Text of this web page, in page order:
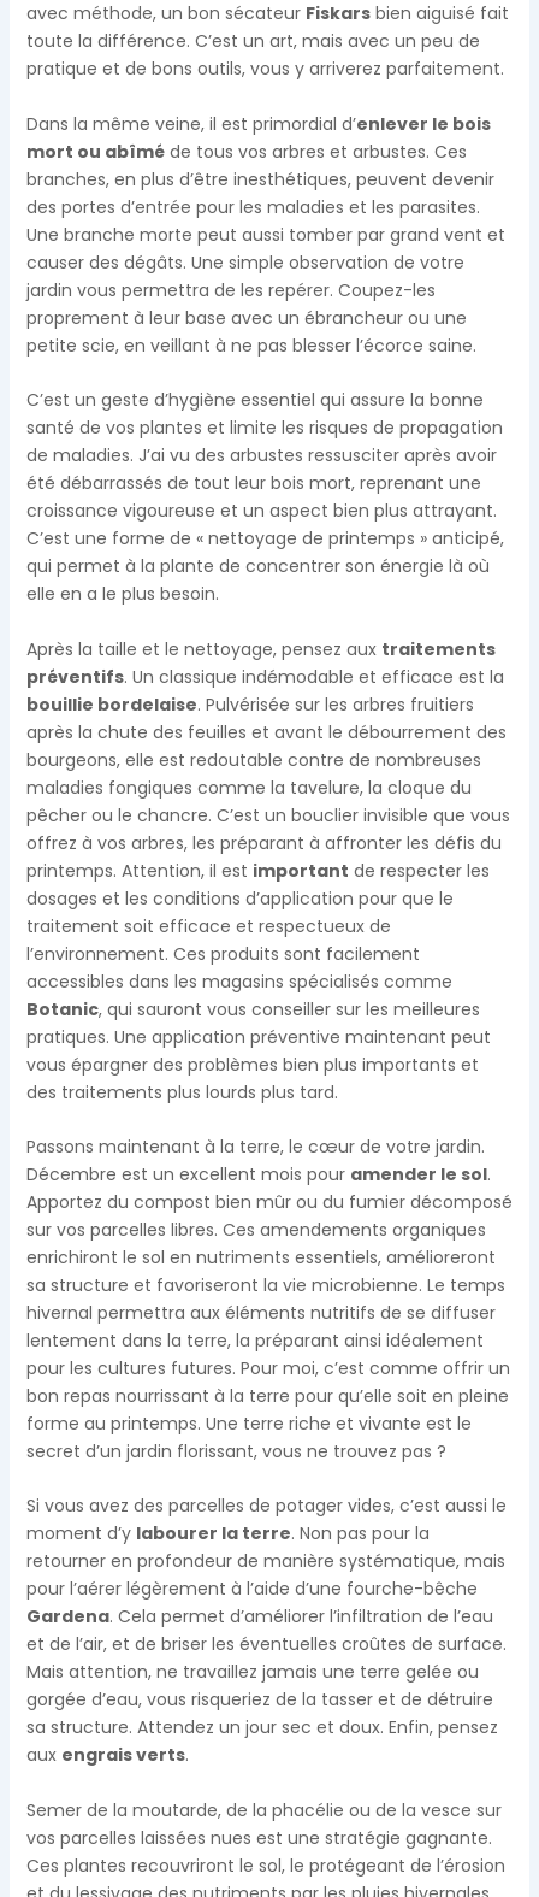
avec méthode, un bon sécateur Fiskarsbien aiguisé fait
toute la différence. C’est un art, mais avec un peu de
pratique et de bons outils, vous y arriverez parfaitement.
Dans la même veine, il est primordial d’enlever le bois
mort ou abîméde tous vos arbres et arbustes. Ces
branches, en plus d’être inesthétiques, peuvent devenir
des portes d’entrée pour les maladies et les parasites.
Une branche morte peut aussi tomber par grand vent et
causer des dégâts. Une simple observation de votre
jardin vous permettra de les repérer. Coupez-les
proprement à leur base avec un ébrancheur ou une
petite scie, en veillant à ne pas blesser l’écorce saine.
C’est un geste d’hygiène essentiel qui assure la bonne
santé de vos plantes et limite les risques de propagation
de maladies. J’ai vu des arbustes ressusciter après avoir
été débarrassés de tout leur bois mort, reprenant une
croissance vigoureuse et un aspect bien plus attrayant.
C’est une forme de « nettoyage de printemps » anticipé,
qui permet à la plante de concentrer son énergie là où
elle en a le plus besoin.
Après la taille et le nettoyage, pensez aux traitements
préventifs. Un classique indémodable et efficace est la
bouillie bordelaise. Pulvérisée sur les arbres fruitiers
après la chute des feuilles et avant le débourrement des
bourgeons, elle est redoutable contre de nombreuses
maladies fongiques comme la tavelure, la cloque du
pêcher ou le chancre. C’est un bouclier invisible que vous
offrez à vos arbres, les préparant à affronter les défis du
printemps. Attention, il est important de respecter les
dosages et les conditions d’application pour que le
traitement soit efficace et respectueux de
l’environnement. Ces produits sont facilement
accessibles dans les magasins spécialisés comme
Botanic, qui sauront vous conseiller sur les meilleures
pratiques. Une application préventive maintenant peut
vous épargner des problèmes bien plus importants et
des traitements plus lourds plus tard.
Passons maintenant à la terre, le cœur de votre jardin.
Décembre est un excellent mois pour amender le sol.
Apportez du compost bien mûr ou du fumier décomposé
sur vos parcelles libres. Ces amendements organiques
enrichiront le sol en nutriments essentiels, amélioreront
sa structure et favoriseront la vie microbienne. Le temps
hivernal permettra aux éléments nutritifs de se diffuser
lentement dans la terre, la préparant ainsi idéalement
pour les cultures futures. Pour moi, c’est comme offrir un
bon repas nourrissant à la terre pour qu’elle soit en pleine
forme au printemps. Une terre riche et vivante est le
secret d’un jardin florissant, vous ne trouvez pas ?
Si vous avez des parcelles de potager vides, c’est aussi le
moment d’y labourer la terre. Non pas pour la
retourner en profondeur de manière systématique, mais
pour l’aérer légèrement à l’aide d’une fourche-bêche
Gardena. Cela permet d’améliorer l’infiltration de l’eau
et de l’air, et de briser les éventuelles croûtes de surface.
Mais attention, ne travaillez jamais une terre gelée ou
gorgée d’eau, vous risqueriez de la tasser et de détruire
sa structure. Attendez un jour sec et doux. Enfin, pensez
aux engrais verts.
Semer de la moutarde, de la phacélie ou de la vesce sur
vos parcelles laissées nues est une stratégie gagnante.
Ces plantes recouvriront le sol, le protégeant de l’érosion